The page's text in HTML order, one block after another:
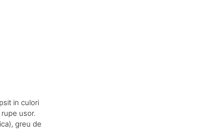
in culori
usor.
greu de